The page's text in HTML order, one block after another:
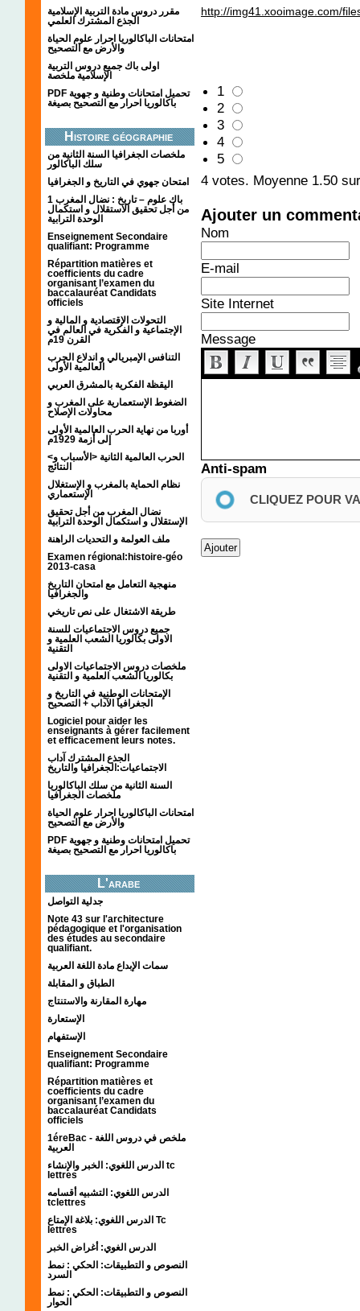
مقرر دروس مادة التربية الإسلامية
الجذع المشترك العلمي
امتحانات الباكالوريا احرار علوم الحياة
والأرض مع التصحيح
اولى باك جميع دروس التربية
الإسلامية ملخصة
PDF تحميل امتحانات وطنية و جهوية
باكالوريا احرار مع التصحيح بصيغة
Histoire géographie
ملخصات الجغرافيا السنة الثانية من
سلك الباكالور
امتحان جهوي في التاريخ و الجغرافيا
1 باك علوم – تاريخ : نضال المغرب
من أجل تحقيق الاستقلال و استكمال
الوحدة الترابية
Enseignement Secondaire
qualifiant: Programme
Répartition matières et
coefficients du cadre
organisant l’examen du
baccalauréat Candidats
officiels
التحولات الإقتصادية و المالية و
الإجتماعية و الفكرية في العالم في
القرن 19م
التنافس الإمبريالي و اندلاع الحرب
العالمية الأولى
اليقظة الفكرية بالمشرق العربي
الضغوط الإستعمارية على المغرب و
محاولات الإصلاح
أوربا من نهاية الحرب العالمية الأولى
إلى أزمة 1929م
<الحرب العالمية الثانية <الأسباب و
النتائج
نظام الحماية بالمغرب و الإستغلال
الإستعماري
نضال المغرب من أجل تحقيق
الإستقلال و استكمال الوحدة الترابية
ملف العولمة و التحديات الراهنة
Examen régional:histoire-géo
2013-casa
منهجية التعامل مع امتحان التاريخ
والجغرافيا
طريقة الاشتغال على نص تاريخي
جميع دروس الاجتماعيات للسنة
الاولى بكالوريا الشعب العلمية و
التقنية
ملخصات دروس الاجتماعيات الاولى
بكالوريا الشعب العلمية و التقنية
الإمتحانات الوطنية في التاريخ و
الجغرافيا الآداب + التصحيح
Logiciel pour aider les
enseignants à gérer facilement
et efficacement leurs notes.
الجذع المشترك آداب
الاجتماعيات:الجغرافيا والتاريخ
السنة الثانية من سلك الباكالوريا
ملخصات الجغرافيا
امتحانات الباكالوريا احرار علوم الحياة
والأرض مع التصحيح
PDF تحميل امتحانات وطنية و جهوية
باكالوريا احرار مع التصحيح بصيغة
L'arabe
جدلية التواصل
Note 43 sur l'architecture
pédagogique et l'organisation
des études au secondaire
qualifiant.
سمات الإبداع مادة اللغة العربية
الطباق و المقابلة
مهارة المقارنة والاستنتاج
الإستعارة
الإستفهام
Enseignement Secondaire
qualifiant: Programme
Répartition matières et
coefficients du cadre
organisant l’examen du
baccalauréat Candidats
officiels
1éreBac - ملخص في دروس اللغة
العربية
الدرس اللغوي: الخبر والإنشاء tc
lettres
الدرس اللغوي: التشبيه أقسامه
tclettres
الدرس اللغوي: بلاغة الإمتاع Tc
lettres
الدرس الغوي: أغراض الخبر
النصوص و التطبيقات: الحكي : نمط
السرد
النصوص و التطبيقات: الحكي : نمط
الحوار
http://img41.xooimage.com/
1
2
3
4
5
4 votes. Moyenne 1.50
Ajouter un
Nom
E-mail
Site Internet
Message
Anti-spam
CLIQUEZ POUR